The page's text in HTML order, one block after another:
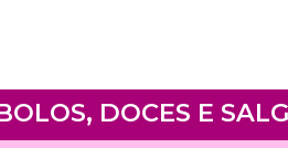
DOCES E